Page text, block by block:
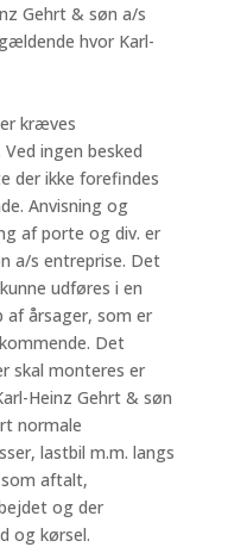
Gehrt & søn a/s
hvor Karl-
kræves
ingen besked
der ikke forefindes
Anvisning og
af porte og div. er
a/s entreprise. Det
udføres i en
af årsager, som er
Det
skal monteres er
Heinz Gehrt & søn
normale
lastbil m.m. langs
som aftalt,
og der
og kørsel.